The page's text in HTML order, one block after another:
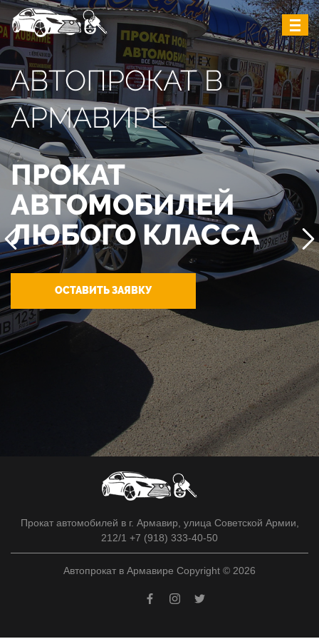
АВТОПРОКАТ В
АРМАВИРЕ
ПРОКАТ
АВТОМОБИЛЕЙ
ЛЮБОГО КЛАССА
ОСТАВИТЬ ЗАЯВКУ
Прокат автомобилей в г. Армавир, улица Советской Армии,
212/1 +7 (918) 333-40-50
Автопрокат в Армавире Copyright © 2026